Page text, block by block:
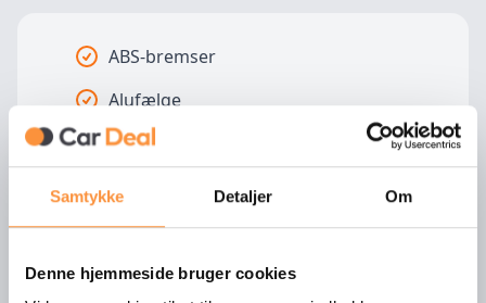
Samtykke Detaljer Om
Denne hjemmeside bruger cookies
ABS-bremser
Alufælge
Anhængertræk
Aut. Klimaanlæg
Automatgear
Automatisk lys